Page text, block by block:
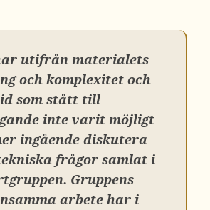
utifrån materialets
och komplexitet och
som stått till
inte varit möjligt
ingående diskutera
frågor samlat i
Gruppens
arbete har i